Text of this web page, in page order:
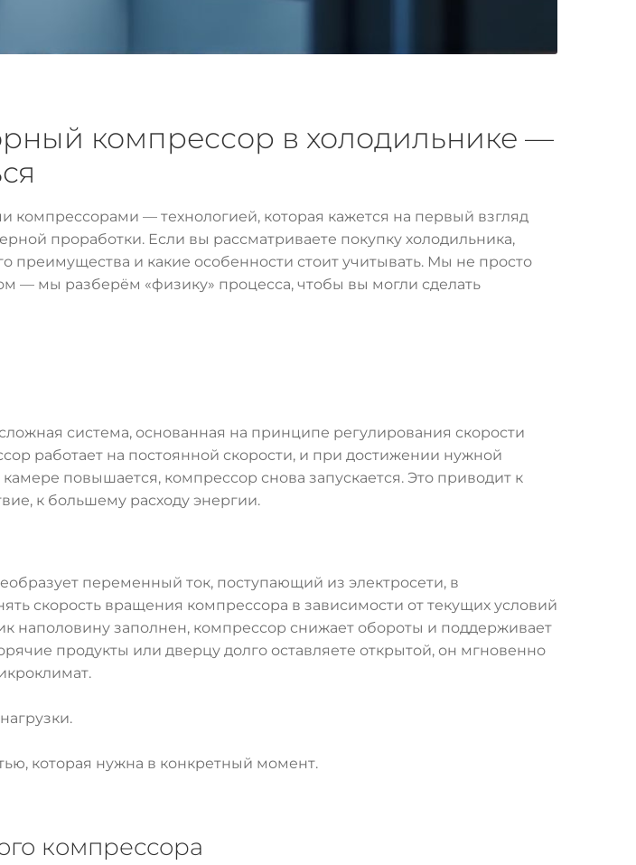
компрессор в холодильнике —
— технологией, которая кажется на первый взгляд
проработки. Если вы рассматриваете покупку холодильника,
преимущества и какие особенности стоит учитывать. Мы не просто
мы разберём «физику» процесса, чтобы вы могли сделать
система, основанная на принципе регулирования скорости
работает на постоянной скорости, и при достижении нужной
повышается, компрессор снова запускается. Это приводит к
к большему расходу энергии.
переменный ток, поступающий из электросети, в
скорость вращения компрессора в зависимости от текущих условий
заполнен, компрессор снижает обороты и поддерживает
продукты или дверцу долго оставляете открытой, он мгновенно
которая нужна в конкретный момент.
компрессора